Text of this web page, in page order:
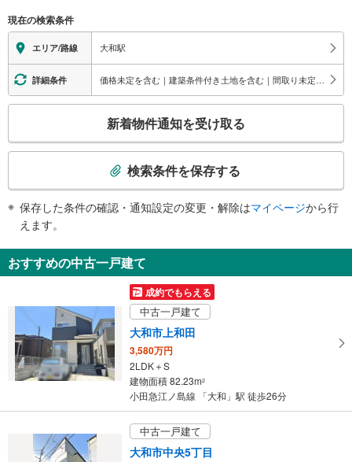
【小田急電鉄】：○
【相模鉄道】：○
エレベータ
【小田急電鉄】
・各ホーム⇔改札
【相模鉄道】
エスカレータ
【小田急電鉄】
【相模鉄道】
・ホーム⇔改札
トイレ
《多機能トイレ》
・改札内
【小田急電鉄】【相模鉄道】
・小田急改札⇔地上出口
その他
【小田急電鉄】
・ＡＥＤ
現在の検索条件
エリア/路線 大和駅
詳細条件 価格未定を含む｜建築条件付き土地を含む｜間取り未定を含む｜1週間以内公開
検
知
を
け
る
・
条
新着物件通知を受け取る
検索条件を保存する
保存した条件の確認・通知設定の変更・解除はマイページから行
えます。
おすすめの中古一戸建て
成約でもらえる
中古一戸建て
大和市上和田
3,580万円
2LDK＋S
建物面積 82.23m2
小田急江ノ島線 「大和」駅 徒歩26分
中古一戸建て
大和市中央5丁目